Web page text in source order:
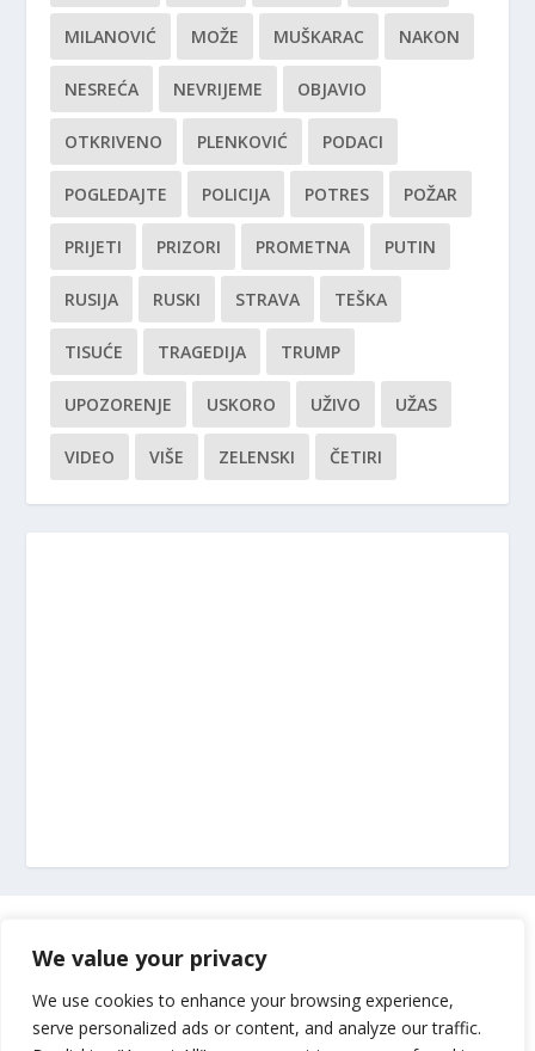
We value your privacy
We use cookies to enhance your browsing experience,
serve personalized ads or content, and analyze our traffic.
MILANOVIĆ MOŽE MUŠKARAC NAKON
NESREĆA NEVRIJEME OBJAVIO
OTKRIVENO PLENKOVIĆ PODACI
POGLEDAJTE POLICIJA POTRES POŽAR
PRIJETI PRIZORI PROMETNA PUTIN
RUSIJA RUSKI STRAVA TEŠKA
TISUĆE TRAGEDIJA TRUMP
UPOZORENJE USKORO UŽIVO UŽAS
VIDEO VIŠE ZELENSKI ČETIRI
Impressum